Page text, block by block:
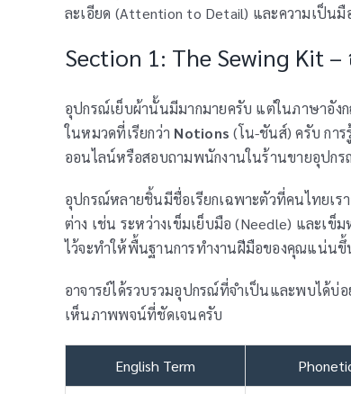
ละเอียด (Attention to Detail) และความเป็น
Section 1: The Sewing Kit
อุปกรณ์เย็บผ้านั้นมีมากมายครับ แต่ในภาษาอัง
ในหมวดที่เรียกว่า Notions (โน-ชันส์) ครับ กา
ออนไลน์หรือสอบถามพนักงานในร้านขายอุปกร
อุปกรณ์หลายชิ้นมีชื่อเรียกเฉพาะตัวที่คนไทยเร
ต่าง เช่น ระหว่างเข็มเย็บมือ (Needle) และเข็
ไว้จะทำให้พื้นฐานการทำงานฝีมือของคุณแน่น
อาจารย์ได้รวบรวมอุปกรณ์ที่จำเป็นและพบได้บ่
เห็นภาพพจน์ที่ชัดเจนครับ
English Term